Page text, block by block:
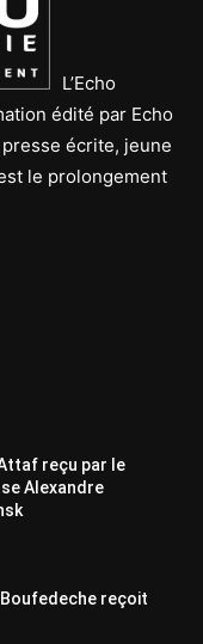
L’Echo
édité par Echo
écrite, jeune
le prolongement
reçu par le
Alexandre
reçoit